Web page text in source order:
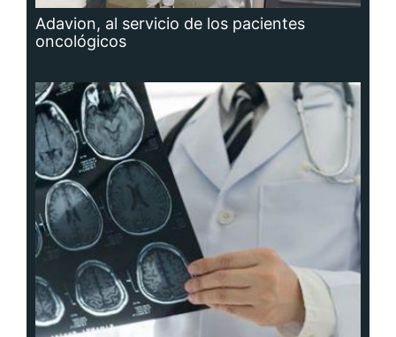
Adavion, al servicio de los pacientes
oncológicos